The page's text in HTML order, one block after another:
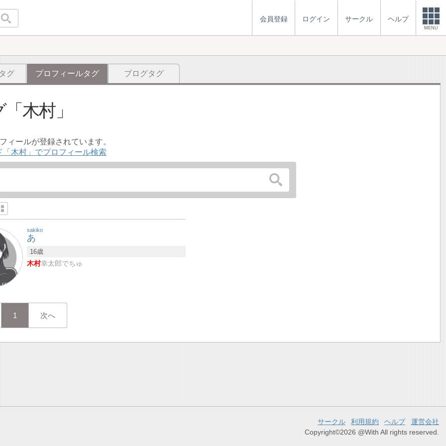
会員登録 ログイン サークル ヘルプ
MENU
グ プロフィールタグ ブログタグ
木村
ィールが登録されています。
「木村」でプロフィール検索
sakiko
あ
16歳
木村幸太郎でちゅ
1 次へ
サークル 利用規約 ヘルプ
運営会社
Copyright©2026 @With All rights reserved.